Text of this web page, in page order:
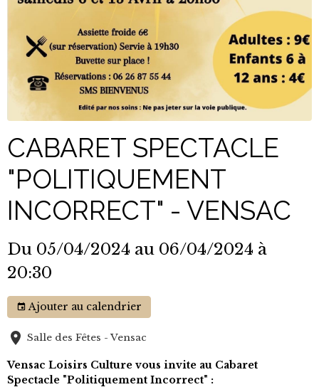
CABARET SPECTACLE
"POLITIQUEMENT
INCORRECT" - VENSAC
Du 05/04/2024 au 06/04/2024 à
20:30
Ajouter au calendrier
Salle des Fêtes - Vensac
Vensac Loisirs Culture vous invite au Cabaret
Spectacle "Politiquement Incorrect" :